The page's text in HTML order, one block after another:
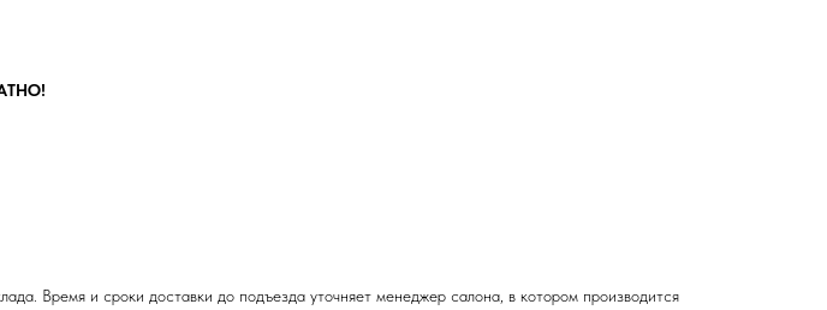
Время и сроки доставки до подъезда уточняет менеджер салона, в котором производится